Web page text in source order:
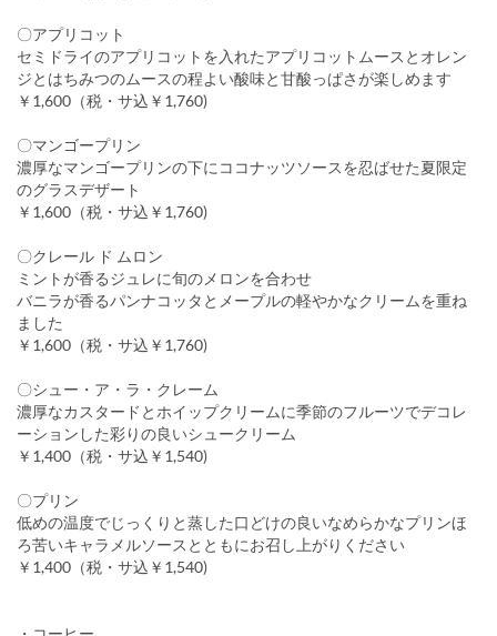
〇アプリコット
セミドライのアプリコットを入れたアプリコットムースとオレン
ジとはちみつのムースの程よい酸味と甘酸っぱさが楽しめます
￥1,600（税・サ込￥1,760)
〇マンゴープリン
濃厚なマンゴープリンの下にココナッツソースを忍ばせた夏限定
のグラスデザート
￥1,600（税・サ込￥1,760)
〇クレール ド ムロン
ミントが香るジュレに旬のメロンを合わせ
バニラが香るパンナコッタとメープルの軽やかなクリームを重ね
ました
￥1,600（税・サ込￥1,760)
〇シュー・ア・ラ・クレーム
濃厚なカスタードとホイップクリームに季節のフルーツでデコレ
ーションした彩りの良いシュークリーム
￥1,400（税・サ込￥1,540)
〇プリン
低めの温度でじっくりと蒸した口どけの良いなめらかなプリンほ
ろ苦いキャラメルソースとともにお召し上がりください
￥1,400（税・サ込￥1,540)